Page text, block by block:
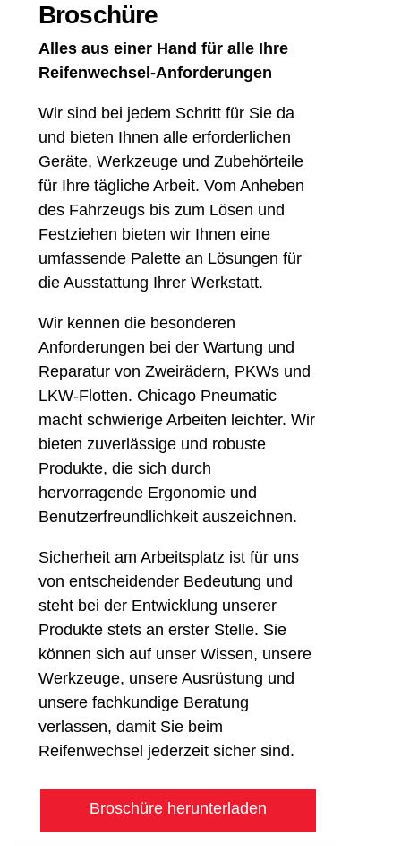
Broschüre
Alles aus einer Hand für alle Ihre
Reifenwechsel-Anforderungen
Wir sind bei jedem Schritt für Sie da
und bieten Ihnen alle erforderlichen
Geräte, Werkzeuge und Zubehörteile
für Ihre tägliche Arbeit. Vom Anheben
des Fahrzeugs bis zum Lösen und
Festziehen bieten wir Ihnen eine
umfassende Palette an Lösungen für
die Ausstattung Ihrer Werkstatt.
Wir kennen die besonderen
Anforderungen bei der Wartung und
Reparatur von Zweirädern, PKWs und
LKW-Flotten. Chicago Pneumatic
macht schwierige Arbeiten leichter. Wir
bieten zuverlässige und robuste
Produkte, die sich durch
hervorragende Ergonomie und
Benutzerfreundlichkeit auszeichnen.
Sicherheit am Arbeitsplatz ist für uns
von entscheidender Bedeutung und
steht bei der Entwicklung unserer
Produkte stets an erster Stelle. Sie
können sich auf unser Wissen, unsere
Werkzeuge, unsere Ausrüstung und
unsere fachkundige Beratung
verlassen, damit Sie beim
Reifenwechsel jederzeit sicher sind.
Broschüre herunterladen